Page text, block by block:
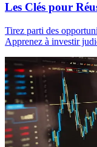
Les Clés pour
Tirez parti des
Apprenez à investir